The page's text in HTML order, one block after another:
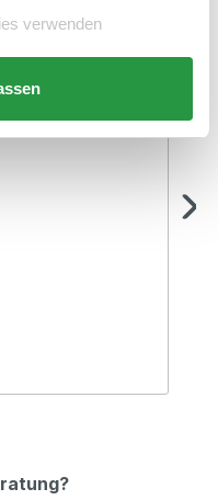
verwenden
86,87 € inkl. MwSt.
exkl. 24,70 € MwSt.